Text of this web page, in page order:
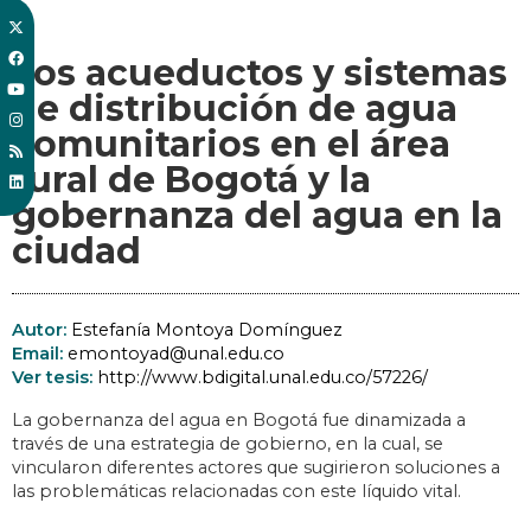
Los acueductos y sistemas
de distribución de agua
comunitarios en el área
rural de Bogotá y la
gobernanza del agua en la
ciudad
Autor: Estefanía Montoya Domínguez
Email: emontoyad@unal.edu.co
Ver tesis: http://www.bdigital.unal.edu.co/57226/
La gobernanza del agua en Bogotá fue dinamizada a
través de una estrategia de gobierno, en la cual, se
vincularon diferentes actores que sugirieron soluciones a
las problemáticas relacionadas con este líquido vital.